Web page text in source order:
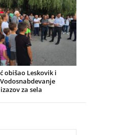
obišao Leskovik i
za sela